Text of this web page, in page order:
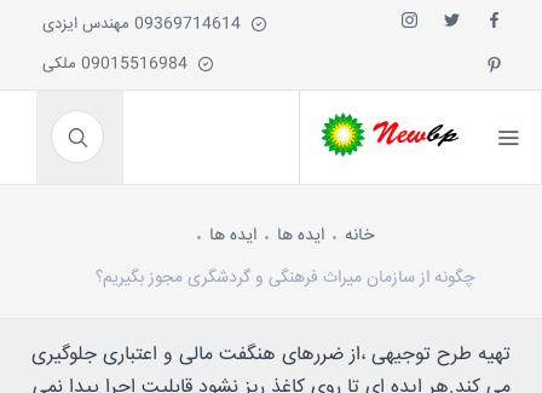
خانه ایده ها
ایده ها
چگونه از سازمان میراث فرهنگی و گردشگری مجوز بگیریم؟
تهیه طرح توجیهی ،از ضررهای هنگفت مالی و اعتباری جلوگیری